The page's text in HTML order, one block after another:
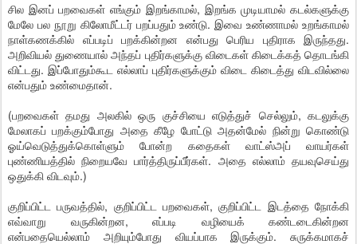
சில இனப் பறவைகள் எங்கும் இறங்காமல், இறங்க முடியாமல் கடல்களுக்கு
மேலே பல நூறு கிலோமீட்டர் பறப்பதும் உண்டு. இவை உண்ணாமல் உறங்காமல்
நாள்கணக்கில் எப்படிப் பறக்கின்றன என்பது பெரிய புதிராக இருந்தது.
அறிவியல் துணையால் அந்தப் புதிர்களுக்கு விடைகள் கிடைக்கத் தொடங்கி
விட்டது. இப்போதும்கூட எல்லாப் புதிர்களுக்கும் விடை கிடைத்து விடவில்லை
என்பதும் உண்மைதான்.
(பறவைகள் தமது அலகில் ஒரு குச்சியை எடுத்துச் செல்லும், கடலுக்கு
மேலாகப் பறக்கும்போது அதை கீழே போட்டு அதன்மேல் நின்று கொண்டு
ஓய்வெடுத்துக்கொள்ளும் போன்ற கதைகள் வாட்ஸ்அப் வாயர்கள்
புண்ணியத்தில் நிறையவே பார்த்திருப்பீர்கள். அதை எல்லாம் தயவுசெய்து
ஒதுக்கி விடவும்.)
குறிப்பிட்ட பருவத்தில், குறிப்பிட்ட பறவைகள், குறிப்பிட்ட இடத்தை நோக்கி
எவ்வாறு வருகின்றன, எப்படி வழியைக் கண்டடைகின்றன
என்பதையெல்லாம் அறியும்போது வியப்பாக இருக்கும். சுருக்கமாகச்